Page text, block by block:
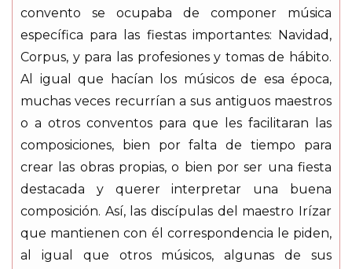
convento se ocupaba de componer música
específica para las fiestas importantes: Navidad,
Corpus, y para las profesiones y tomas de hábito.
Al igual que hacían los músicos de esa época,
muchas veces recurrían a sus antiguos maestros
o a otros conventos para que les facilitaran las
composiciones, bien por falta de tiempo para
crear las obras propias, o bien por ser una fiesta
destacada y querer interpretar una buena
composición. Así, las discípulas del maestro Irízar
que mantienen con él correspondencia le piden,
al igual que otros músicos, algunas de sus